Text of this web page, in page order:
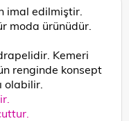
imal edilmiştir.
moda ürünüdür.
Kemeri
renginde konsept
olabilir.